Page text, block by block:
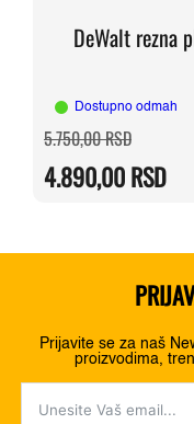
DeWalt rezna
Dostupno odmah
5.750,00RSDOriginalna
cena
bila:
5.750,00
4.890,00RSD
Trenutna
cena
4.890,00
Prijavite se za naš
proizvodima,